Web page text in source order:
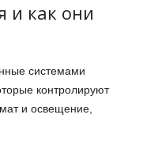
и как они
системами
контролируют
и освещение,